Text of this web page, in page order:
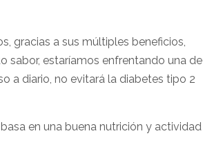
gracias a sus múltiples beneficios,
sabor, estaríamos enfrentando una de
a diario, no evitará la diabetes tipo 2
en una buena nutrición y actividad